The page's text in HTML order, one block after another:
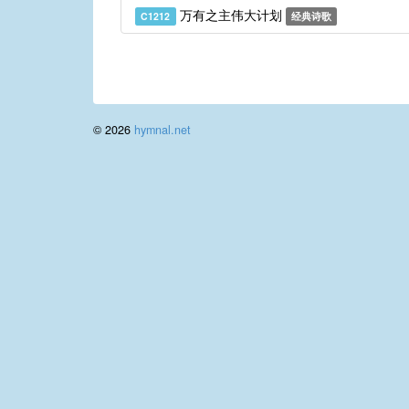
C1212 万有之主伟大计划 经典诗歌
© 2026 hymnal.net